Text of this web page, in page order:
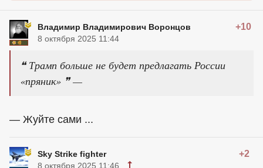
Владимир Владимирович Воронцов +10
8 октября 2025 11:44
❝ Трамп больше не будет предлагать России
«пряник» ❞ —
— Жуйте сами ...
Sky Strike fighter +2
8 октября 2025 11:46